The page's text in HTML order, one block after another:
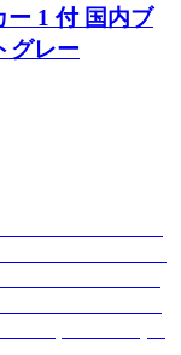
ー 1 付 国内ブ
グレー